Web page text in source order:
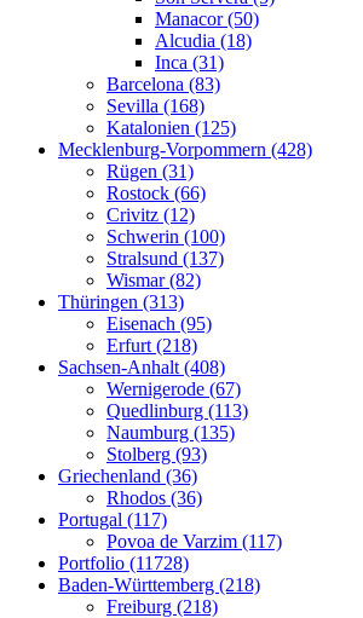
Manacor (50)
Alcudia (18)
Inca (31)
Barcelona (83)
Sevilla (168)
Katalonien (125)
Mecklenburg-Vorpommern (428)
Rügen (31)
Rostock (66)
Crivitz (12)
Schwerin (100)
Stralsund (137)
Wismar (82)
Thüringen (313)
Eisenach (95)
Erfurt (218)
Sachsen-Anhalt (408)
Wernigerode (67)
Quedlinburg (113)
Naumburg (135)
Stolberg (93)
Griechenland (36)
Rhodos (36)
Portugal (117)
Povoa de Varzim (117)
Portfolio (11728)
Baden-Württemberg (218)
Freiburg (218)